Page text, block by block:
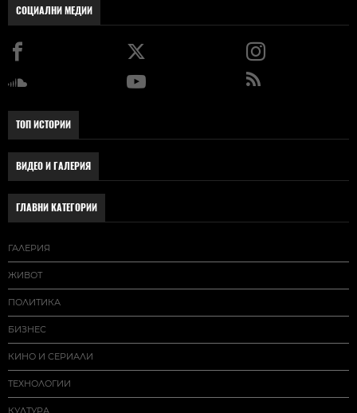
СОЦИАЛНИ МЕДИИ
ТОП ИСТОРИИ
ВИДЕО И ГАЛЕРИЯ
ГЛАВНИ КАТЕГОРИИ
ГАЛЕРИЯ
ЖИВОТ
ПОЛИТИКА
БИЗНЕС
КИНО И СЕРИАЛИ
ТЕХНОЛОГИИ